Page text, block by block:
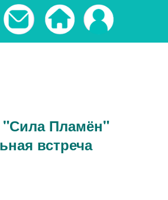
"Сила Пламён"
встреча